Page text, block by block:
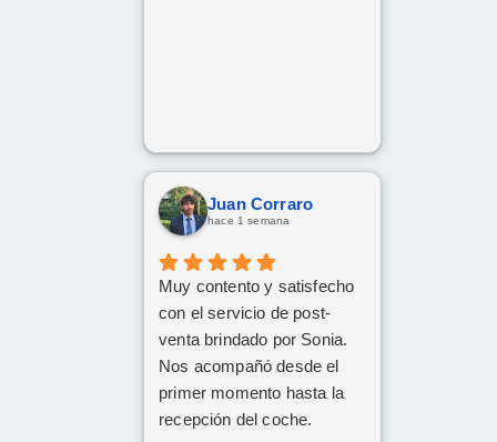
Juan Corraro
hace 1 semana
Muy contento y satisfecho
con el servicio de post-
venta brindado por Sonia.
Nos acompañó desde el
primer momento hasta la
recepción del coche.